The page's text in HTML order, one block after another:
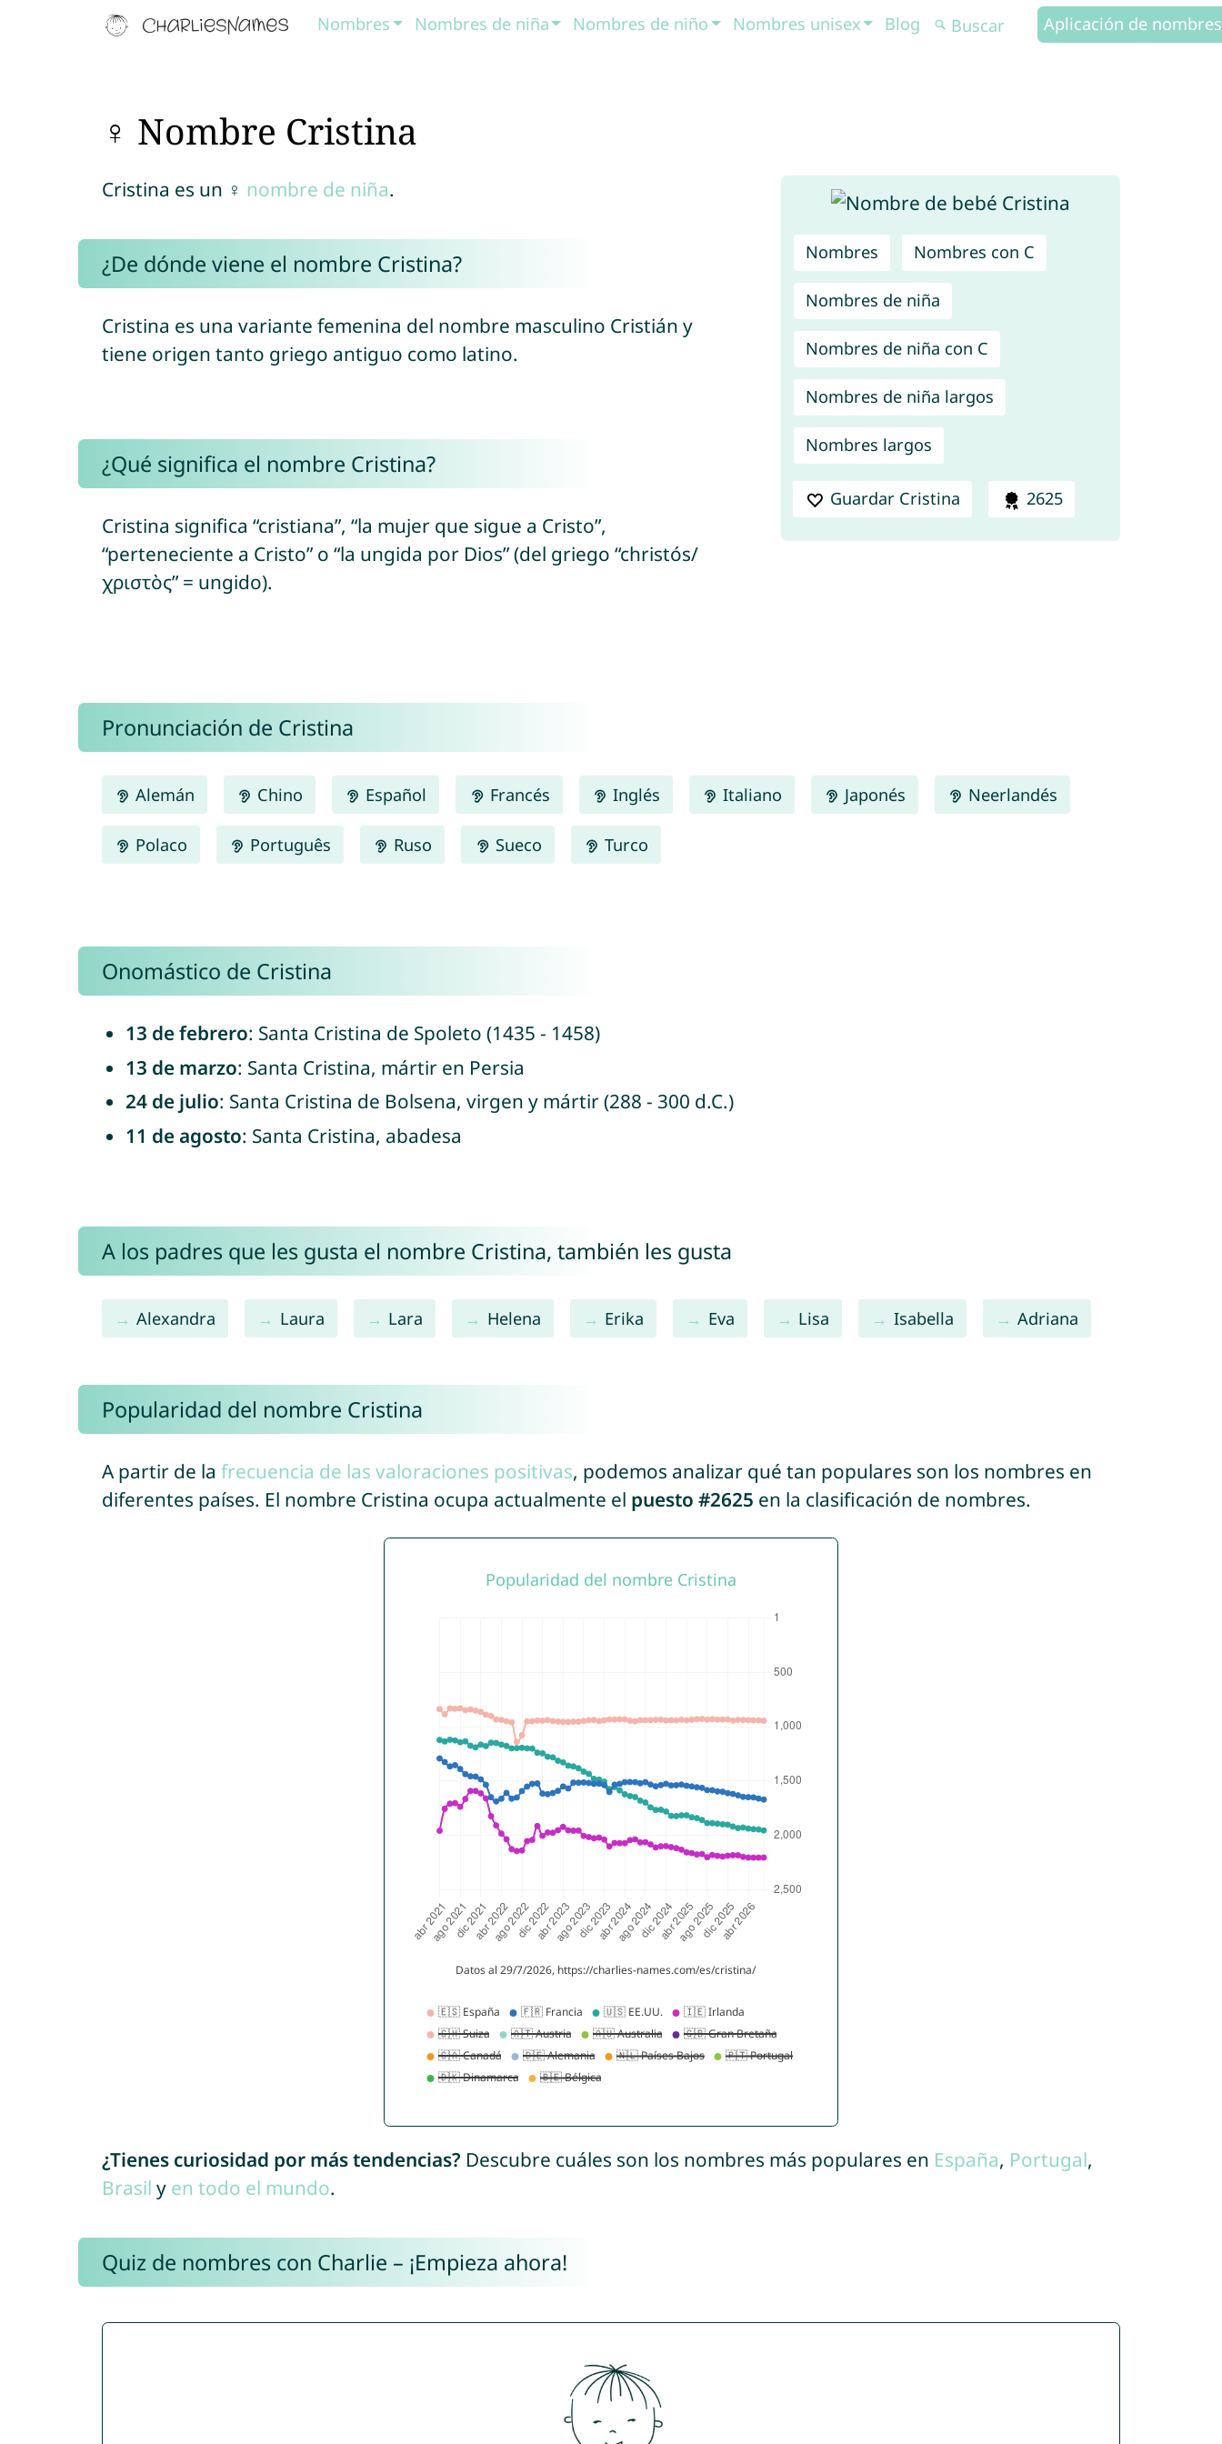
Nombres Nombres de niña Nombres de niño Nombres unisex Blog Aplicación de nombres
♀ Nombre Cristina
Nombres Nombres con C
Nombres de niña
Nombres de niña con C
Nombres de niña largos
Nombres largos
Guardar Cristina 2625
Cristina es un ♀ nombre de niña.
¿De dónde viene el nombre Cristina?
Cristina es una variante femenina del nombre masculino Cristián y
tiene origen tanto griego antiguo como latino.
¿Qué significa el nombre Cristina?
Cristina significa “cristiana”, “la mujer que sigue a Cristo”,
“perteneciente a Cristo” o “la ungida por Dios” (del griego “christós/
χριστὸς” = ungido).
Pronunciación de Cristina
Alemán Chino Español Francés Inglés Italiano Japonés Neerlandés
Polaco Português Ruso Sueco Turco
Onomástico de Cristina
13 de febrero: Santa Cristina de Spoleto (1435 - 1458)
13 de marzo: Santa Cristina, mártir en Persia
24 de julio: Santa Cristina de Bolsena, virgen y mártir (288 - 300 d.C.)
11 de agosto: Santa Cristina, abadesa
A los padres que les gusta el nombre Cristina, también les gusta
Alexandra Laura Lara Helena Erika Eva Lisa Isabella Adriana
Popularidad del nombre Cristina
A partir de la frecuencia de las valoraciones positivas, podemos analizar qué tan populares son los nombres en
diferentes países. El nombre Cristina ocupa actualmente el puesto #2625 en la clasificación de nombres.
¿Tienes curiosidad por más tendencias? Descubre cuáles son los nombres más populares en España, Portugal,
Brasil y en todo el mundo.
Quiz de nombres con Charlie – ¡Empieza ahora!